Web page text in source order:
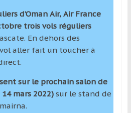
d’Oman Air, Air France
trois vols réguliers
En dehors des
aller fait un toucher à
sur le prochain salon de
mars 2022)sur le stand de